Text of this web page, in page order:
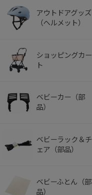
アウトドアグッズ
（ヘルメット）
ショッピングカー
ト
ベビーカー（部
品）
ベビーラック＆チ
ェア（部品）
ベビーふとん（部
品）